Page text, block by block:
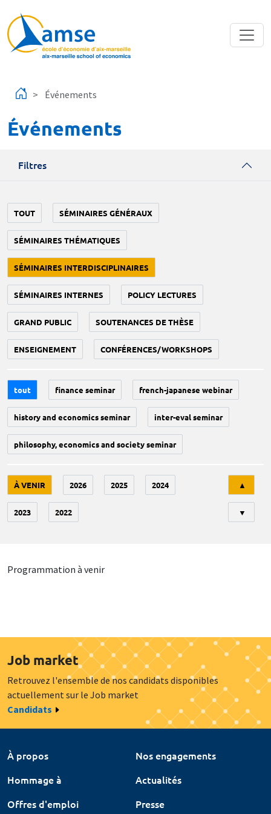
Événements
Événements
Filtres
TOUT SÉMINAIRES GÉNÉRAUX
SÉMINAIRES THÉMATIQUES
SÉMINAIRES INTERDISCIPLINAIRES
SÉMINAIRES INTERNES POLICY LECTURES
GRAND PUBLIC SOUTENANCES DE THÈSE
ENSEIGNEMENT CONFÉRENCES/WORKSHOPS
tout finance seminar french-japanese webinar
history and economics seminar inter-eval seminar
philosophy, economics and society seminar
À VENIR 2026 2025 2024
2023 2022
▲
▼
Programmation à venir
Job market
Retrouvez l'ensemble de nos candidats disponibles
actuellement sur le Job market
Candidats
À propos
Nos engagements
Hommage à
Actualités
Offres d'emploi
Presse